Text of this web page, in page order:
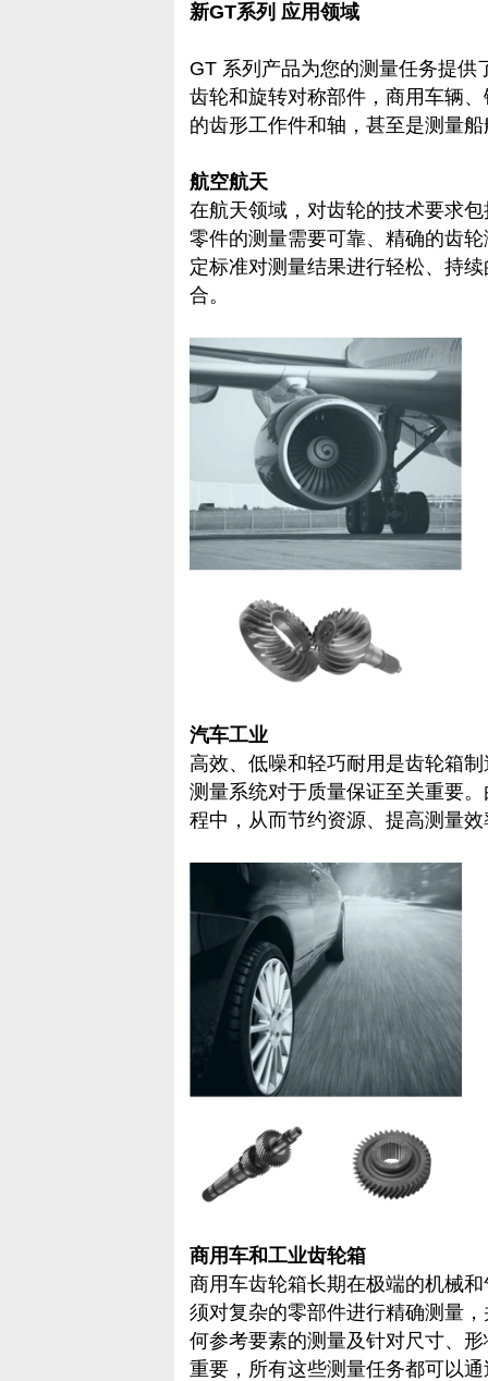
新GT系列 应用领域
GT 系列产品为您的测量任务提
齿轮和旋转对称部件，商用车辆
的齿形工作件和轴，甚至是测量
航空航天
在航天领域，对齿轮的技术要求
零件的测量需要可靠、精确的齿
定标准对测量结果进行轻松、持
合。
汽车工业
高效、低噪和轻巧耐用是齿轮箱
测量系统对于质量保证至关重要
程中，从而节约资源、提高测量效
商用车和工业齿轮箱
商用车齿轮箱长期在极端的机械
须对复杂的零部件进行精确测量
何参考要素的测量及针对尺寸、
重要，所有这些测量任务都可以